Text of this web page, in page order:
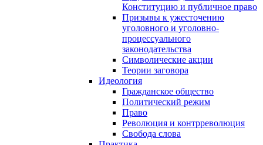
Конституцию и публичное право
Призывы к ужесточению
уголовного и уголовно-
процессуального
законодательства
Символические акции
Теории заговора
Идеология
Гражданское общество
Политический режим
Право
Революция и контрреволюция
Свобода слова